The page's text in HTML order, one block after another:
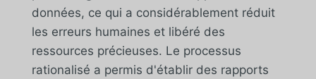
données, ce qui a considérablement réduit
les erreurs humaines et libéré des
ressources précieuses. Le processus
rationalisé a permis d'établir des rapports